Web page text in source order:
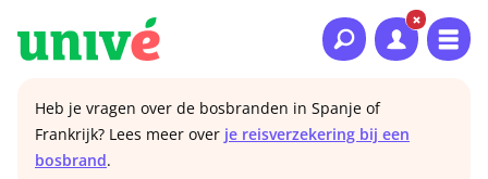
Naar hoofdinhoud
Naar hoofdnavigatie
Naar footer
Heb je vragen over de bosbranden in Spanje of
Frankrijk? Lees meer over je reisverzekering bij een
bosbrand.